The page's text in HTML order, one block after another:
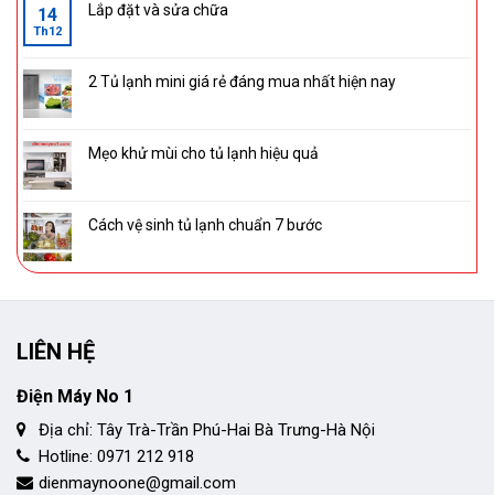
14
Th12
Lắp đặt và sửa chữa
2 Tủ lạnh mini giá rẻ đáng mua nhất hiện nay
Mẹo khử mùi cho tủ lạnh hiệu quả
Cách vệ sinh tủ lạnh chuẩn 7 bước
LIÊN HỆ
Điện Máy No 1
Địa chỉ: Tây Trà-Trần Phú-Hai Bà Trưng-Hà Nội
Hotline: 0971 212 918
dienmaynoone@gmail.com